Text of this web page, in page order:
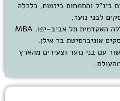
בינ"ל והתמחות ביזמות, כלכלה
לבני נוער.
B.A. בכלכלה וניהול, המכללה האקדמית תל אביב–יפו. MBA
אוניברסיטת בר אילן.
עם בני נוער וצעירים מהארץ